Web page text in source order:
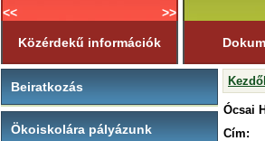
<< >>
Közérdekű információk
Beiratkozás
Ökoiskolára pályázunk
Ócsai
Cím: